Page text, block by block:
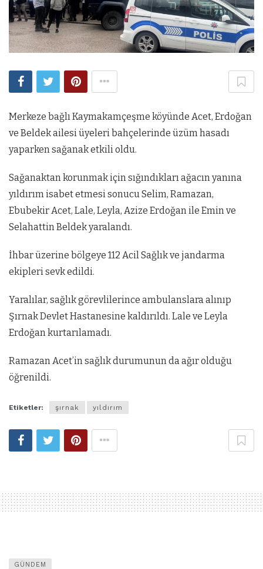
Merkeze bağlı Kaymakamçeşme köyünde Acet, Erdoğan
ve Beldek ailesi üyeleri bahçelerinde üzüm hasadı
yaparken sağanak etkili oldu.
Sağanaktan korunmak için sığındıkları ağacın yanına
yıldırım isabet etmesi sonucu Selim, Ramazan,
Ebubekir Acet, Lale, Leyla, Azize Erdoğan ile Emin ve
Selahattin Beldek yaralandı.
İhbar üzerine bölgeye 112 Acil Sağlık ve jandarma
ekipleri sevk edildi.
Yaralılar, sağlık görevlilerince ambulanslara alınıp
Şırnak Devlet Hastanesine kaldırıldı. Lale ve Leyla
Erdoğan kurtarılamadı.
Ramazan Acet’in sağlık durumunun da ağır olduğu
öğrenildi.
Etiketler: şırnak yıldırım
GÜNDEM